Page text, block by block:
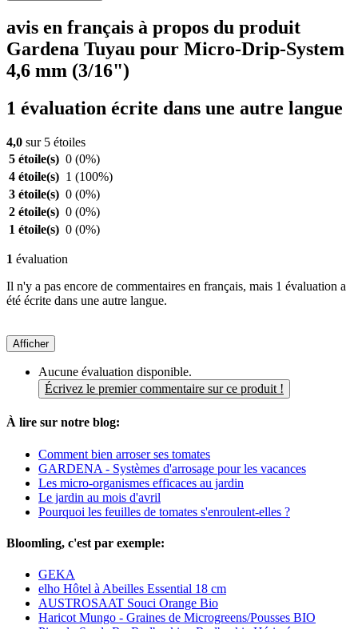
avis en français à propos du produit
Gardena Tuyau pour Micro-Drip-System
4,6 mm (3/16")
1 évaluation écrite dans une autre langue
4,0 sur 5 étoiles
5 étoile(s) 0 (0%)
4 étoile(s) 1 (100%)
3 étoile(s) 0 (0%)
2 étoile(s) 0 (0%)
1 étoile(s) 0 (0%)
1 évaluation
Il n'y a pas encore de commentaires en français, mais 1 évaluation a
été écrite dans une autre langue.
Afficher
Aucune évaluation disponible.
Écrivez le premier commentaire sur ce produit !
À lire sur notre blog:
Comment bien arroser ses tomates
GARDENA - Systèmes d'arrosage pour les vacances
Les micro-organismes efficaces au jardin
Le jardin au mois d'avril
Pourquoi les feuilles de tomates s'enroulent-elles ?
Bloomling, c'est par exemple:
GEKA
elho Hôtel à Abeilles Essential 18 cm
AUSTROSAAT Souci Orange Bio
Haricot Mungo - Graines de Microgreens/Pousses BIO